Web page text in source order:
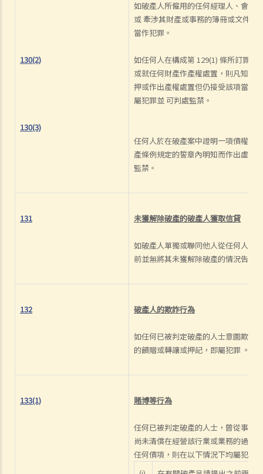
130(2)
130(3)
如破產人所僱用的任何經理人、會計
或 牽涉其財產或事務的簿冊或文件，
當作犯罪。
如任何人在構成第 129(1) 條所訂罪行
或就任何財產作產權處置，則凡知悉
押或作出產權處置但仍接受該項當押
屬犯罪並 可判處監禁。
任何人於在破產案中證明一項債權時
產條例規定的誓章內明知而作出虛假
監禁。
131 未獲解除破產的破產人獲取信貸
如破產人單獨或聯同他人從任何人獲
前並無將其未獲解除破產的情況告知
132 破產人的欺詐行為
如任何已被判定破產的人士意圖欺詐
的饋贈或轉讓或押記，即屬犯罪 。
133(1) 賭博等行為
任何已被判定破產的人士，曾從事任
尚未清償在經營該行業或業務的過程
任何債項，則在以下情況下均屬犯罪